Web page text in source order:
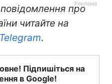
про
читайте на
.
Підпишіться на
в Google!